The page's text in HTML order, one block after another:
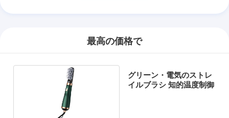
最高の価格で
グリーン・電気のストレ
イルブラシ 知的温度制御